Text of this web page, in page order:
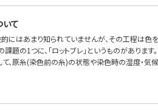
て
にはあまり知られていませんが、その工程は色
の1つに、「ロットブレ」というものがあります
て、原糸(染色前の糸)の状態や染色時の湿度・